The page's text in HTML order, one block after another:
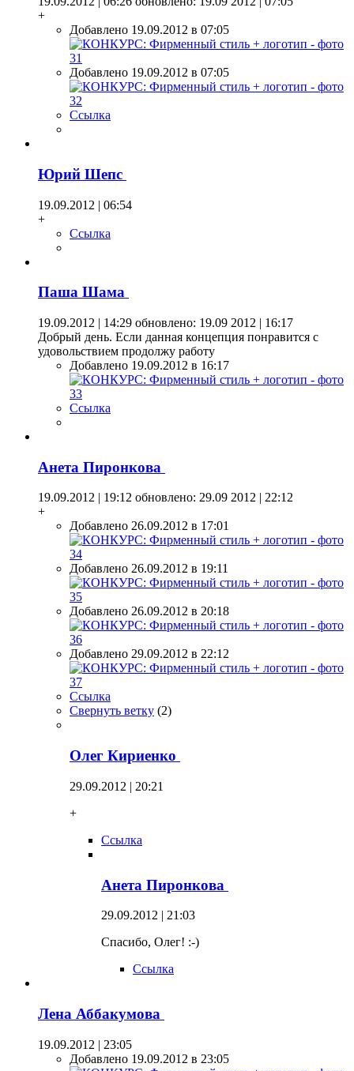
+
Добавлено 19.09.2012 в 07:05
Добавлено 19.09.2012 в 07:05
Ссылка
Юрий Шепс
19.09.2012 | 06:54
+
Ссылка
Паша Шама
19.09.2012 | 14:29 обновлено: 19.09 2012 | 16:17
Добрый день. Если данная концепция понравится с
удовольствием продолжу работу
Добавлено 19.09.2012 в 16:17
Ссылка
Анета Пиронкова
19.09.2012 | 19:12 обновлено: 29.09 2012 | 22:12
+
Добавлено 26.09.2012 в 17:01
Добавлено 26.09.2012 в 19:11
Добавлено 26.09.2012 в 20:18
Добавлено 29.09.2012 в 22:12
Ссылка
Свернуть ветку (2)
Олег Кириенко
29.09.2012 | 20:21
+
Ссылка
Анета Пиронкова
29.09.2012 | 21:03
Спасибо, Олег! :-)
Ссылка
Лена Аббакумова
19.09.2012 | 23:05
Добавлено 19.09.2012 в 23:05